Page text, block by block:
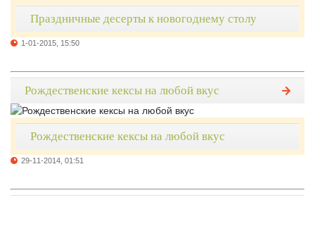
Праздничные десерты к новогоднему столу
1-01-2015, 15:50
Рождественские кексы на любой вкус
Рождественские кексы на любой вкус
29-11-2014, 01:51